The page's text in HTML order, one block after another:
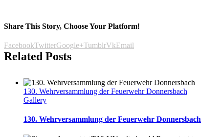
Share This Story, Choose Your Platform!
FacebookTwitterGoogle+TumblrVkEmail
Related Posts
130. Wehrversammlung der Feuerwehr Donnersbach
Gallery
130. Wehrversammlung der Feuerwehr Donnersbach